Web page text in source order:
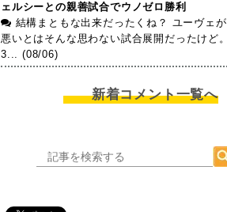
ェルシーとの親善試合でウノゼロ勝利
結構まともな出来だったくね？ ユーヴェが
悪いとはそんな思わない試合展開だったけど。
3... (08/06)
新着コメント一覧へ